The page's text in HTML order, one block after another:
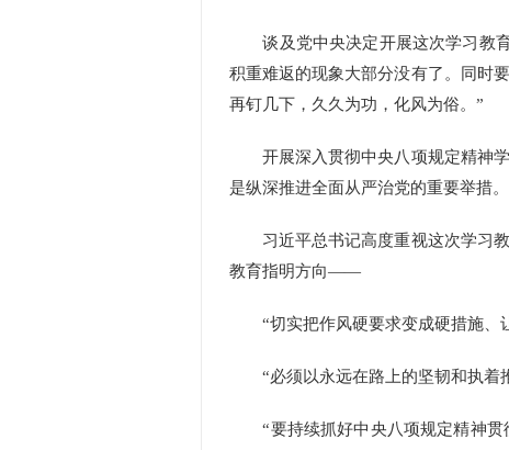
谈及党中央决定开展这次学习教育
积重难返的现象大部分没有了。同时
再钉几下，久久为功，化风为俗。”
开展深入贯彻中央八项规定精神学
是纵深推进全面从严治党的重要举措。
习近平总书记高度重视这次学习教
教育指明方向——
“切实把作风硬要求变成硬措施、让
“必须以永远在路上的坚韧和执着推
“要持续抓好中央八项规定精神贯